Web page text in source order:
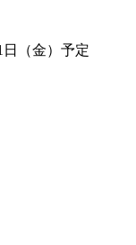
日（金）予定